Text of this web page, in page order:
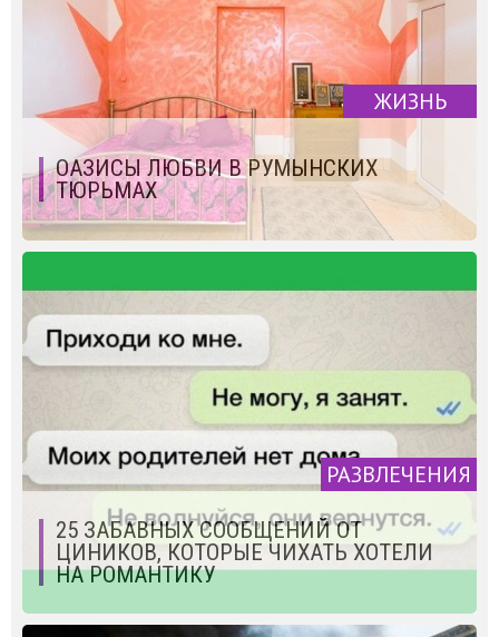
ЖИЗНЬ
ОАЗИСЫ ЛЮБВИ В РУМЫНСКИХ
ТЮРЬМАХ
РАЗВЛЕЧЕНИЯ
25 ЗАБАВНЫХ СООБЩЕНИЙ ОТ
ЦИНИКОВ, КОТОРЫЕ ЧИХАТЬ ХОТЕЛИ
НА РОМАНТИКУ